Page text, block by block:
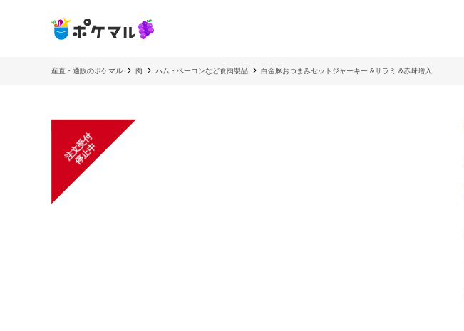
産直・通販のポケマル 肉 ハム・ベーコンなど食肉製品 白金豚おつまみセットジャーキー &サラミ &赤味噌入
注
文
受
付
停
止
中